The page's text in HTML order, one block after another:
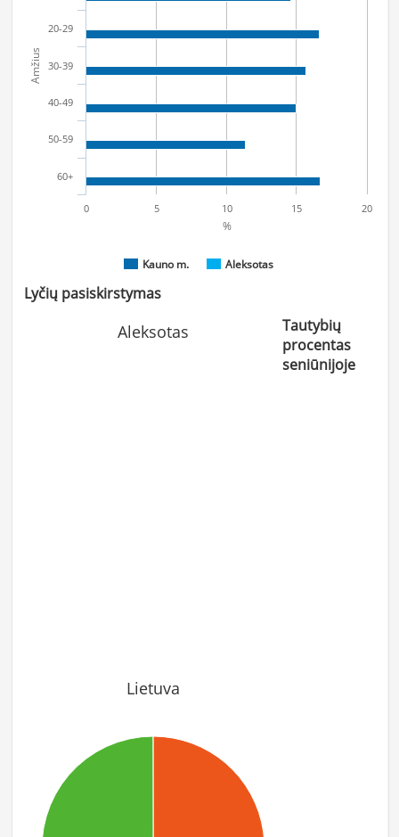
Amžius
%
Kauno m. Aleksotas
20-29
30-39
40-49
50-59
60+
0 5 10 15 20
Lyčių pasiskirstymas
Aleksotas
Lietuva
Tautybių
procentas
seniūnijoje